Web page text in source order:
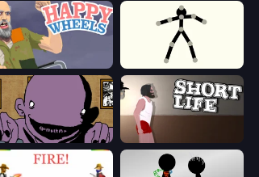
Wheels Stick Animator
Owner Is Dead Short Life